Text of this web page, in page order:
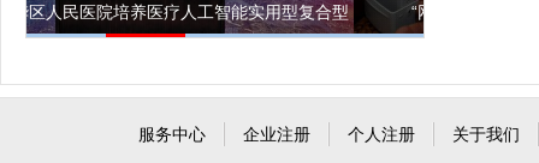
“网约护士”能否催动养老护理体系升级
服务中心 企业注册 个人注册 关于我们